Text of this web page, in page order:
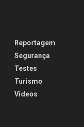
Reportagem
Segurança
Testes
Turismo
Videos